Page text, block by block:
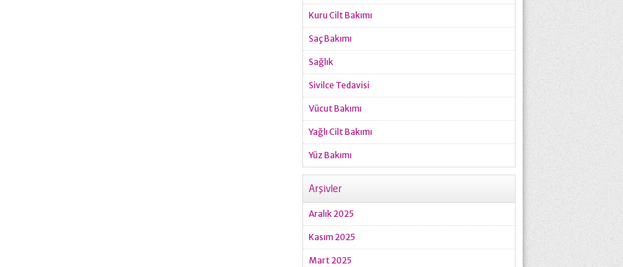
Kuru Cilt Bakımı
Saç Bakımı
Sağlık
Sivilce Tedavisi
Vücut Bakımı
Yağlı Cilt Bakımı
Yüz Bakımı
Arşivler
Aralık 2025
Kasım 2025
Mart 2025